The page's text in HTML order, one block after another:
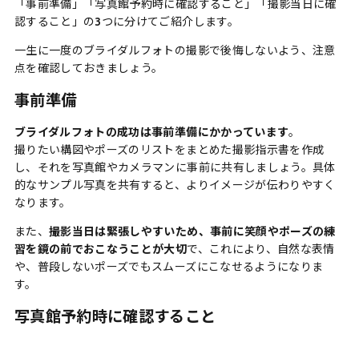
「事前準備」「写真館予約時に確認すること」「撮影当日に確
認すること」の3つに分けてご紹介します。
一生に一度のブライダルフォトの撮影で後悔しないよう、注意
点を確認しておきましょう。
事前準備
ブライダルフォトの成功は事前準備にかかっています。
撮りたい構図やポーズのリストをまとめた撮影指示書を作成
し、それを写真館やカメラマンに事前に共有しましょう。具体
的なサンプル写真を共有すると、よりイメージが伝わりやすく
なります。
また、 撮影当日は緊張しやすいため、事前に笑顔やポーズの練
習を鏡の前でおこなうことが大切で、これにより、自然な表情
や、普段しないポーズでもスムーズにこなせるようになりま
す。
写真館予約時に確認すること